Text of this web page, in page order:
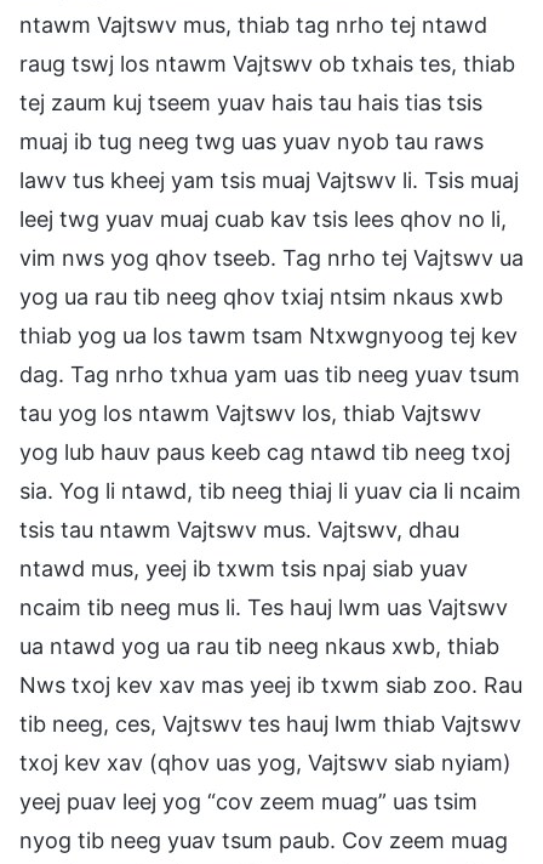
ntawm Vajtswv mus, thiab tag nrho tej ntawd
raug tswj los ntawm Vajtswv ob txhais tes, thiab
tej zaum kuj tseem yuav hais tau hais tias tsis
muaj ib tug neeg twg uas yuav nyob tau raws
lawv tus kheej yam tsis muaj Vajtswv li. Tsis muaj
leej twg yuav muaj cuab kav tsis lees qhov no li,
vim nws yog qhov tseeb. Tag nrho tej Vajtswv ua
yog ua rau tib neeg qhov txiaj ntsim nkaus xwb
thiab yog ua los tawm tsam Ntxwgnyoog tej kev
dag. Tag nrho txhua yam uas tib neeg yuav tsum
tau yog los ntawm Vajtswv los, thiab Vajtswv
yog lub hauv paus keeb cag ntawd tib neeg txoj
sia. Yog li ntawd, tib neeg thiaj li yuav cia li ncaim
tsis tau ntawm Vajtswv mus. Vajtswv, dhau
ntawd mus, yeej ib txwm tsis npaj siab yuav
ncaim tib neeg mus li. Tes hauj lwm uas Vajtswv
ua ntawd yog ua rau tib neeg nkaus xwb, thiab
Nws txoj kev xav mas yeej ib txwm siab zoo. Rau
tib neeg, ces, Vajtswv tes hauj lwm thiab Vajtswv
txoj kev xav (qhov uas yog, Vajtswv siab nyiam)
yeej puav leej yog “cov zeem muag” uas tsim
nyog tib neeg yuav tsum paub. Cov zeem muag